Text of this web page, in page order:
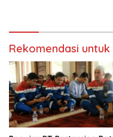
Rekomendasi untuk